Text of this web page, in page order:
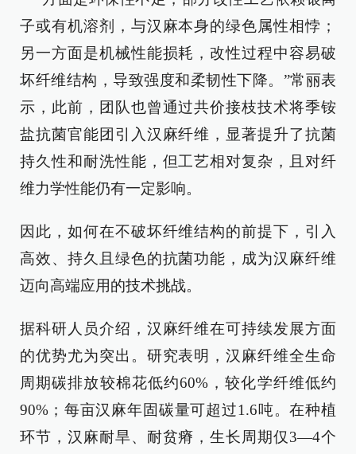
子或有机溶剂，与汉麻本身的绿色属性相悖；
另一方面是机械性能损耗，改性过程中容易破
坏纤维结构，导致强度和柔韧性下降。”常丽表
示，此前，团队也曾通过共价接枝技术将季铵
盐抗菌官能团引入汉麻纤维，显著提升了抗菌
持久性和耐洗性能，但工艺相对复杂，且对纤
维力学性能仍有一定影响。
因此，如何在不破坏纤维结构的前提下，引入
高效、持久且绿色的抗菌功能，成为汉麻纤维
迈向高端应用的技术挑战。
据科研人员介绍，汉麻纤维在可持续发展方面
的优势尤为突出。研究表明，汉麻纤维全生命
周期碳排放较棉花低约60%，较化学纤维低约
90%；每亩汉麻年固碳量可超过1.6吨。在种植
环节，汉麻耐旱、耐贫瘠，生长周期仅3—4个